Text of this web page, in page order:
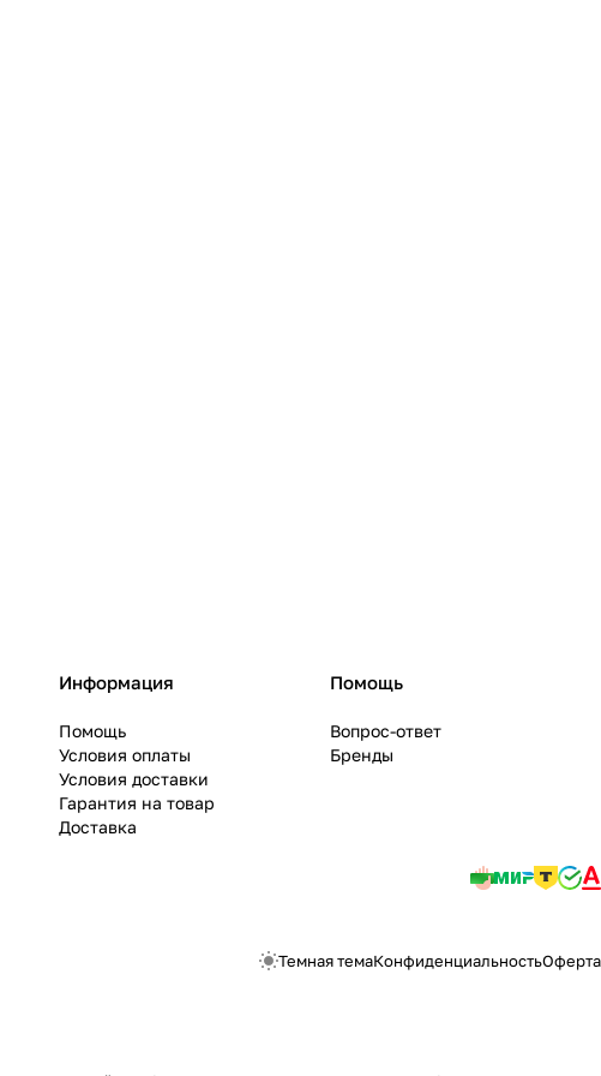
Информация
Помощь
Условия оплаты
Условия доставки
Гарантия на товар
Доставка
Помощь
Вопрос-ответ
Бренды
Темная темаКонфиденциальностьОферта